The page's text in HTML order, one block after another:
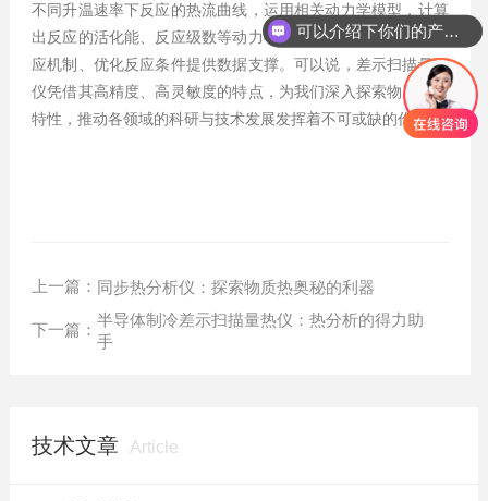
不同升温速率下反应的热流曲线，运用相关动力学模型，计算
出反应的活化能、反应级数等动力学参数，为深入理解化学反
应机制、优化反应条件提供数据支撑。可以说，差示扫描量热
仪凭借其高精度、高灵敏度的特点，为我们深入探索物质的热
特性，推动各领域的科研与技术发展发挥着不可或缺的作用。
上一篇： 同步热分析仪：探索物质热奥秘的利器
下一篇：
半导体制冷差示扫描量热仪：热分析的得力助
手
技术文章 Article
可以介绍下你们的产品么？